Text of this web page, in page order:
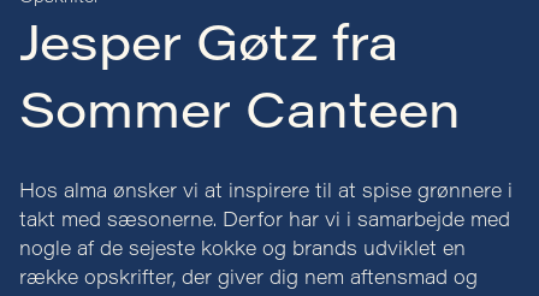
Jesper Gøtz fra
Sommer Canteen
Hos alma ønsker vi at inspirere til at spise grønnere i
takt med sæsonerne. Derfor har vi i samarbejde med
nogle af de sejeste kokke og brands udviklet en
række opskrifter, der giver dig nem aftensmad og